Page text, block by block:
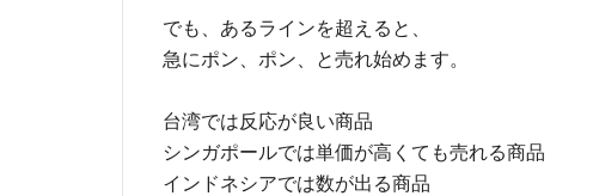
でも、あるラインを超えると、
急にポン、ポン、と売れ始めます。
台湾では反応が良い商品
シンガポールでは単価が高くても売れる商品
インドネシアでは数が出る商品